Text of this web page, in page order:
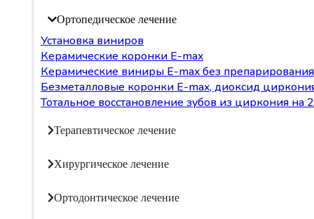
Ортопедическое лечение
Установка виниров
Керамические коронки E-max
Керамические виниры E-max без препарирования
Безметалловые коронки Е-max, диоксид
Тотальное восстановление зубов из циркония на
Терапевтическое лечение
Хирургическое лечение
Ортодонтическое лечение